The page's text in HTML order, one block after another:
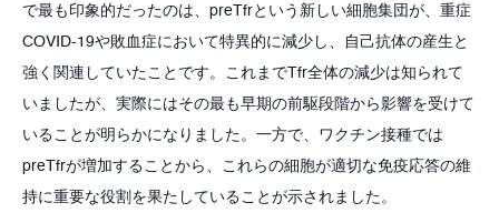
で最も印象的だったのは、preTfrという新しい細胞集団が、重症
COVID-19や敗血症において特異的に減少し、自己抗体の産生と
強く関連していたことです。これまでTfr全体の減少は知られて
いましたが、実際にはその最も早期の前駆段階から影響を受けて
いることが明らかになりました。一方で、ワクチン接種では
preTfrが増加することから、これらの細胞が適切な免疫応答の維
持に重要な役割を果たしていることが示されました。